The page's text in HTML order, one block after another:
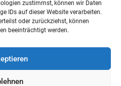
zustimmst, können wir Daten
IDs auf dieser Website verarbeiten.
oder zurückziehst, können
beeinträchtigt werden.